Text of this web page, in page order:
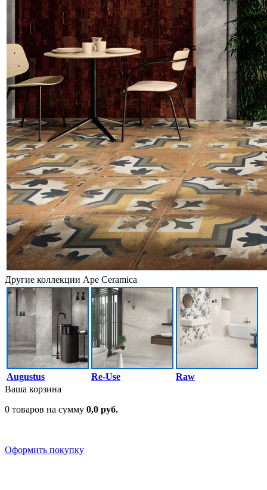
Другие коллекции Ape Ceramica
Augustus Re-Use
Raw
Ваша корзина
0 товаров на сумму 0,0 руб.
Оформить покупку